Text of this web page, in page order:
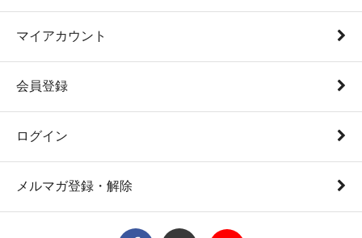
マイアカウント
会員登録
ログイン
メルマガ登録・解除